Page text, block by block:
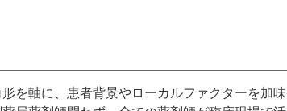
を軸に、患者背景やローカルファクターを加味